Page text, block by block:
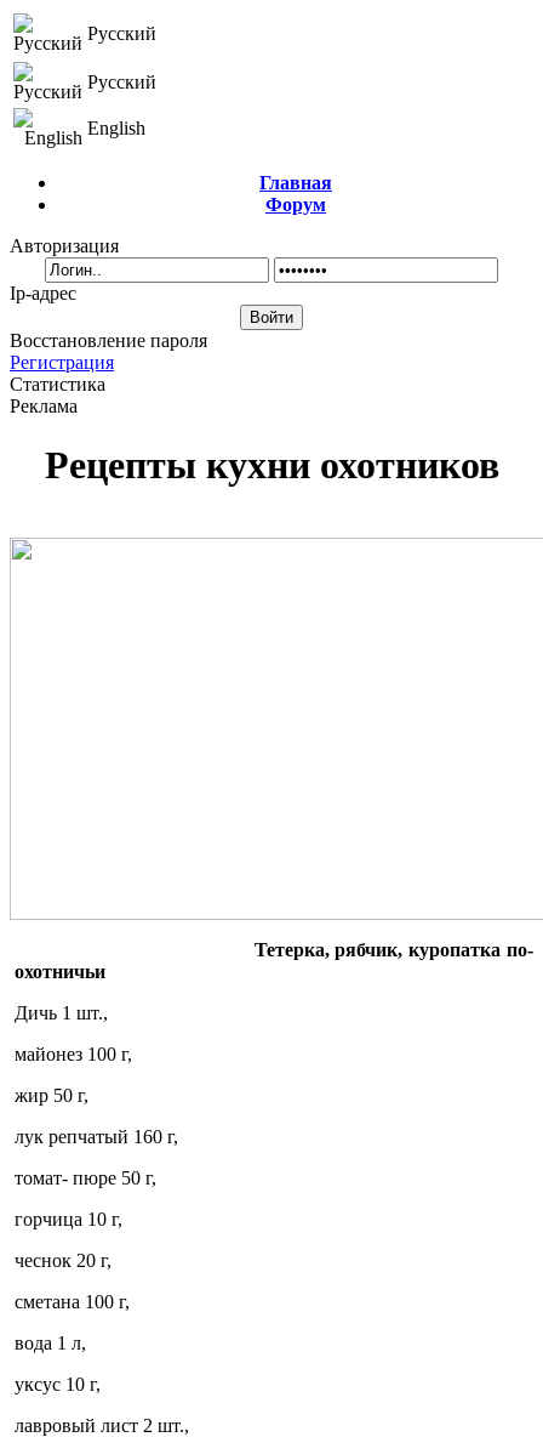
Русский
Русский
English
Главная
Форум
Авторизация
Ip-адрес
Восстановление пароля
Регистрация
Статистика
Реклама
Рецепты кухни охотников
Тетерка, рябчик, куропатка по-
охотничьи
Дичь 1 шт.,
майонез 100 г,
жир 50 г,
лук репчатый 160 г,
томат- пюре 50 г,
горчица 10 г,
чеснок 20 г,
сметана 100 г,
вода 1 л,
уксус 10 г,
лавровый лист 2 шт.,